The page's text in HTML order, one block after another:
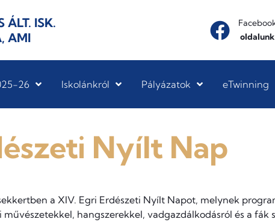
ÁLT. ISK.
AMI
oldalunk
26 Iskolánkról Pályázatok eTwinning
Nyílt Nap
a XIV. Egri Erdészeti Nyílt Napot, melynek
hangszerekkel, vadgazdálkodásról és a